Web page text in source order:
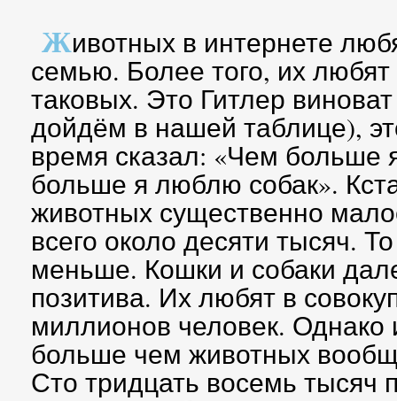
Животных в интернете
семью. Более того, их
таковых. Это Гитлер
дойдём в нашей таблице),
время сказал: «Чем больше
больше я люблю собак».
животных существенно
всего около десяти тысяч.
меньше. Кошки и собаки
позитива. Их любят в
миллионов человек. Однако
больше чем животных
Сто тридцать восемь тысяч